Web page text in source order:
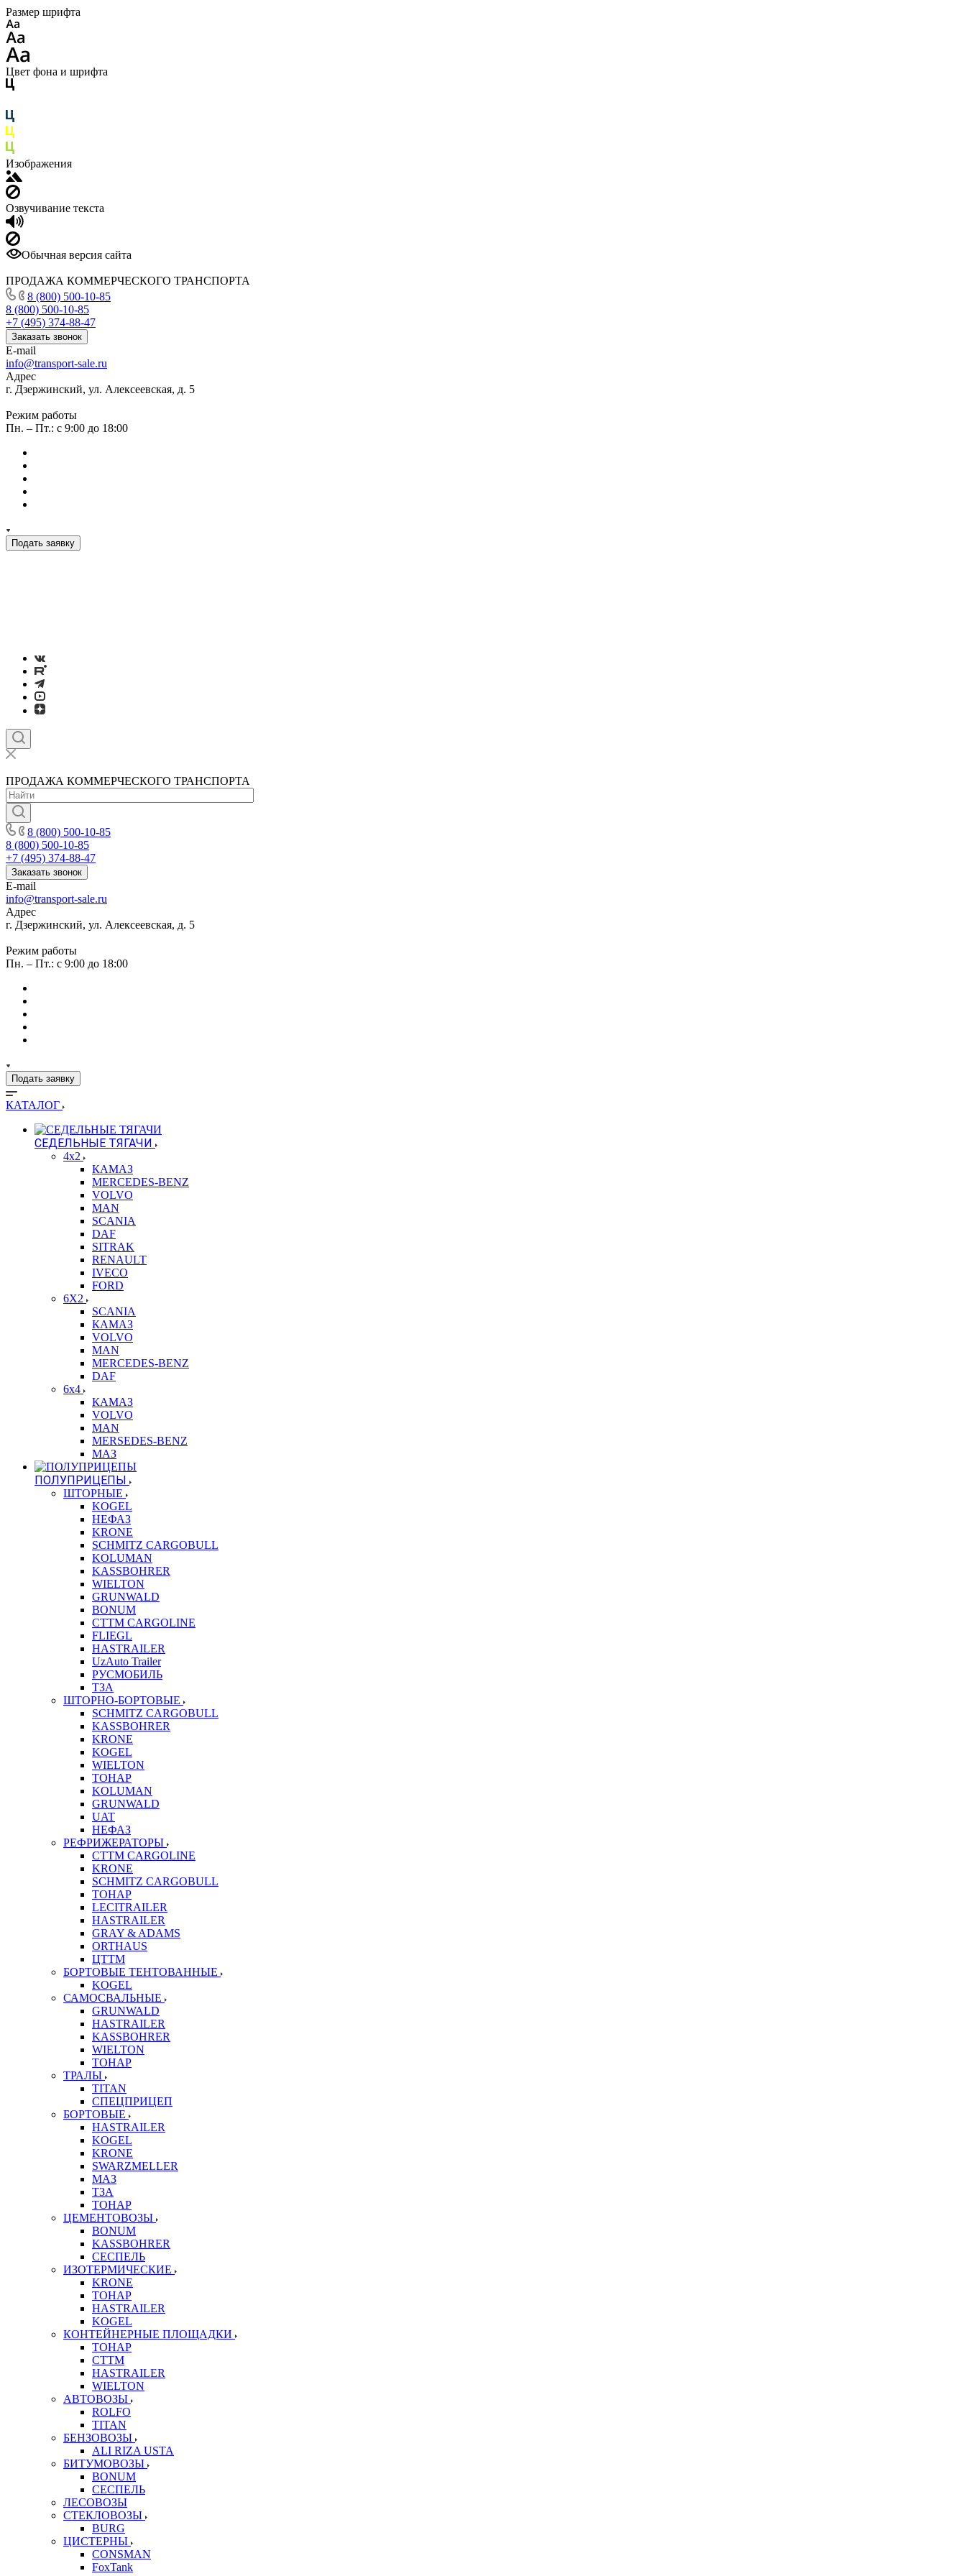
Размер шрифта
Цвет фона и шрифта
Изображения
Озвучивание текста
Обычная версия сайта
ПРОДАЖА КОММЕРЧЕСКОГО ТРАНСПОРТА
8 (800) 500-10-85
8 (800) 500-10-85
+7 (495) 374-88-47
Заказать звонок
E-mail
info@transport-sale.ru
Адрес
г. Дзержинский, ул. Алексеевская, д. 5
Режим работы
Пн. – Пт.: с 9:00 до 18:00
Подать заявку
ПРОДАЖА КОММЕРЧЕСКОГО ТРАНСПОРТА
8 (800) 500-10-85
8 (800) 500-10-85
+7 (495) 374-88-47
Заказать звонок
E-mail
info@transport-sale.ru
Адрес
г. Дзержинский, ул. Алексеевская, д. 5
Режим работы
Пн. – Пт.: с 9:00 до 18:00
Подать заявку
КАТАЛОГ
СЕДЕЛЬНЫЕ ТЯГАЧИ
4x2
КАМАЗ
MERCEDES-BENZ
VOLVO
MAN
SCANIA
DAF
SITRAK
RENAULT
IVECO
FORD
6X2
SCANIA
КАМАЗ
VOLVO
MAN
MERCEDES-BENZ
DAF
6x4
КАМАЗ
VOLVO
MAN
MERSEDES-BENZ
МАЗ
ПОЛУПРИЦЕПЫ
ШТОРНЫЕ
KOGEL
НЕФАЗ
KRONE
SCHMITZ CARGOBULL
KOLUMAN
KASSBOHRER
WIELTON
GRUNWALD
BONUM
CTTM CARGOLINE
FLIEGL
HASTRAILER
UzAuto Trailer
РУСМОБИЛЬ
ТЗА
ШТОРНО-БОРТОВЫЕ
SCHMITZ CARGOBULL
KASSBOHRER
KRONE
KOGEL
WIELTON
ТОНАР
KOLUMAN
GRUNWALD
UAT
НЕФАЗ
РЕФРИЖЕРАТОРЫ
CTTM CARGOLINE
KRONE
SCHMITZ CARGOBULL
ТОНАР
LECITRAILER
HASTRAILER
GRAY & ADAMS
ORTHAUS
ЦТТМ
БОРТОВЫЕ ТЕНТОВАННЫЕ
KOGEL
САМОСВАЛЬНЫЕ
GRUNWALD
HASTRAILER
KASSBOHRER
WIELTON
ТОНАР
ТРАЛЫ
TITAN
СПЕЦПРИЦЕП
БОРТОВЫЕ
HASTRAILER
KOGEL
KRONE
SWARZMELLER
МАЗ
ТЗА
ТОНАР
ЦЕМЕНТОВОЗЫ
BONUM
KASSBOHRER
СЕСПЕЛЬ
ИЗОТЕРМИЧЕСКИЕ
KRONE
ТОНАР
HASTRAILER
KOGEL
КОНТЕЙНЕРНЫЕ ПЛОЩАДКИ
ТОНАР
CTTM
HASTRAILER
WIELTON
АВТОВОЗЫ
ROLFO
TITAN
БЕНЗОВОЗЫ
ALI RIZA USTA
БИТУМОВОЗЫ
BONUM
СЕСПЕЛЬ
ЛЕСОВОЗЫ
СТЕКЛОВОЗЫ
BURG
ЦИСТЕРНЫ
CONSMAN
FoxTank